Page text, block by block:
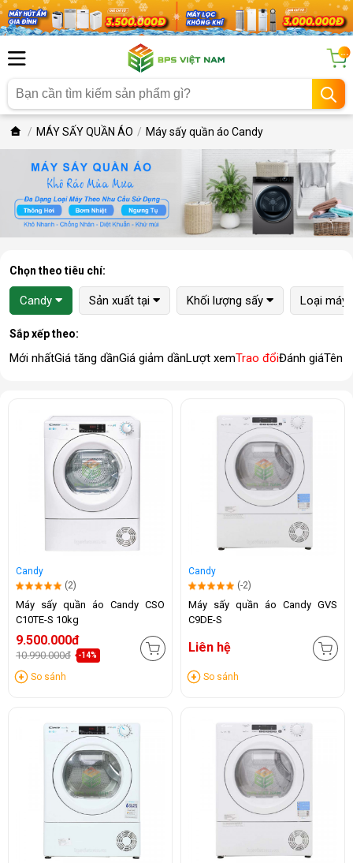
...
MÁY SẤY QUẦN ÁO Máy sấy quần áo Candy
Chọn theo tiêu chí:
Candy Sản xuất tại Khối lượng sấy Loại máy
Sắp xếp theo:
Mới nhấtGiá tăng dầnGiá giảm dầnLượt xemTrao đổiĐánh giáTên
Candy
(2)
Máy sấy quần áo Candy CSO
C10TE-S 10kg
9.500.000đ
10.990.000đ -14%
So sánh
Candy
(-2)
Máy sấy quần áo Candy GVS
C9DE-S
Liên hệ
So sánh